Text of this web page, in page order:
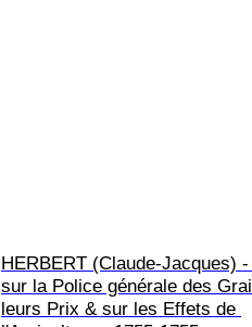
HERBERT (Claude-Jacques)
sur la Police générale des
leurs Prix & sur les Effets de